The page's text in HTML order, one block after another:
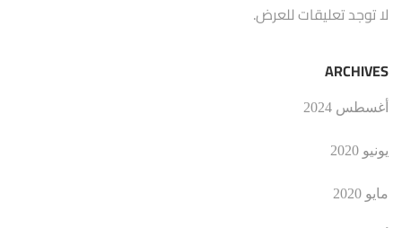
لا توجد تعليقات للعرض.
ARCHIVES
أغسطس 2024
يونيو 2020
مايو 2020